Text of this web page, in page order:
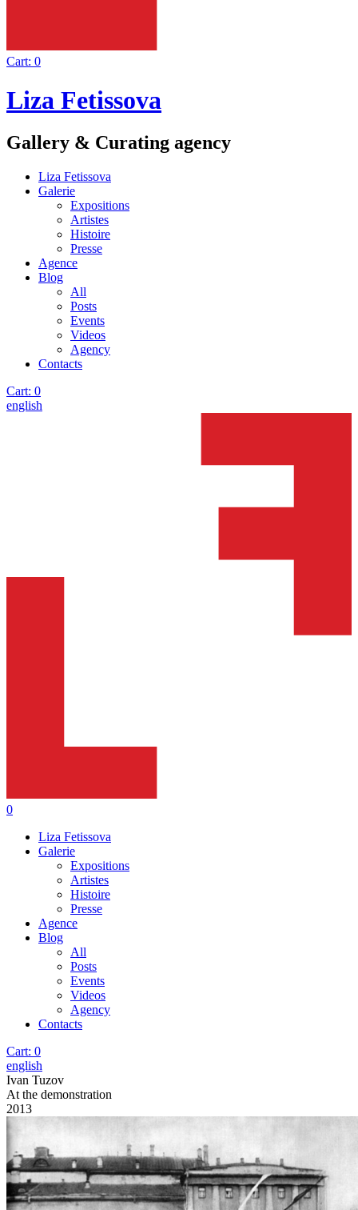
Cart: 0
Liza Fetissova
Gallery & Curating agency
Liza Fetissova
Galerie
Expositions
Artistes
Histoire
Presse
Agence
Blog
All
Posts
Events
Videos
Agency
Contacts
Cart: 0
english
0
Liza Fetissova
Galerie
Expositions
Artistes
Histoire
Presse
Agence
Blog
All
Posts
Events
Videos
Agency
Contacts
Cart: 0
english
Ivan Tuzov
At the demonstration
2013